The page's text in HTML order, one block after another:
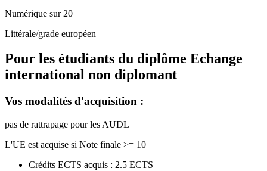
Numérique sur 20
Littérale/grade européen
Pour les étudiants du diplôme Echange
international non diplomant
Vos modalités d'acquisition :
pas de rattrapage pour les AUDL
L'UE est acquise si Note finale >= 10
Crédits ECTS acquis : 2.5 ECTS